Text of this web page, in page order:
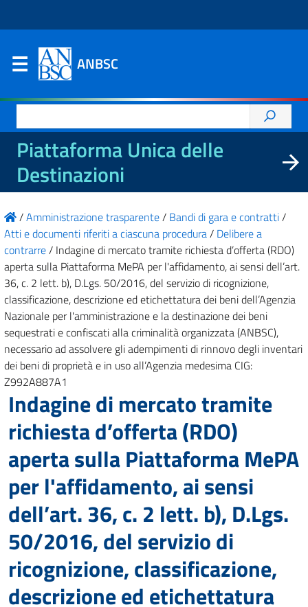
ANBSC
per:
Piattaforma Unica delle
Destinazioni
/Amministrazione trasparente/ Bandi di gara e contratti/
Atti e documenti riferiti a ciascuna procedura/ Delibere a
contrarre/ Indagine di mercato tramite richiesta d’offerta (RDO)
aperta sulla Piattaforma MePA per l'affidamento, ai sensi dell’art.
36, c. 2 lett. b), D.Lgs. 50/2016, del servizio di ricognizione,
classificazione, descrizione ed etichettatura dei beni dell’Agenzia
Nazionale per l'amministrazione e la destinazione dei beni
sequestrati e confiscati alla criminalità organizzata (ANBSC),
necessario ad assolvere gli adempimenti di rinnovo degli inventari
dei beni di proprietà e in uso all’Agenzia medesima CIG:
Z992A887A1
Indagine di mercato tramite
richiesta d’offerta (RDO)
aperta sulla Piattaforma MePA
per l'affidamento, ai sensi
dell’art. 36, c. 2 lett. b), D.Lgs.
50/2016, del servizio di
ricognizione, classificazione,
descrizione ed etichettatura